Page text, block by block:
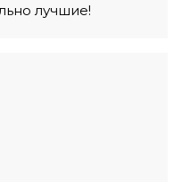
лучшие!